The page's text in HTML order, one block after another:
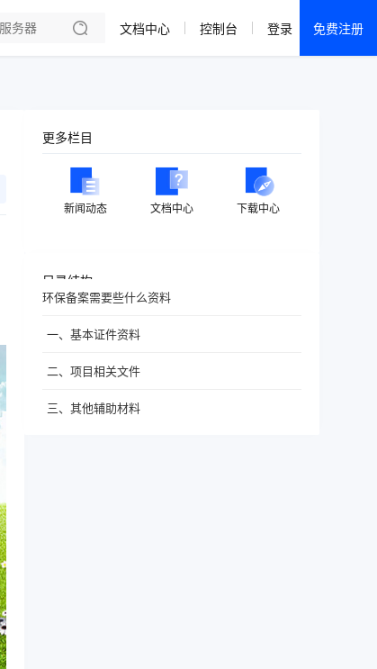
成都电信·云服务器
香港大带宽 · CN2
襄阳电信·云服务器
文档中心 控制台 登录 免费注册
更多栏目
新闻动态 文档中心 下载中心
目录结构
环保备案需要些什么资料
一、基本证件资料
二、项目相关文件
三、其他辅助材料